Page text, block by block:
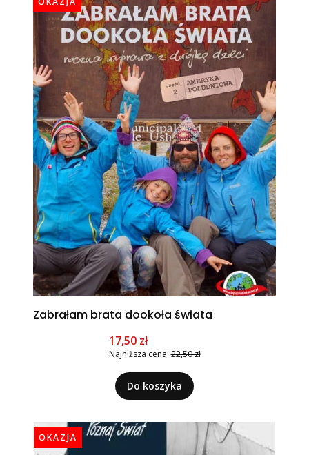
Zabrałam brata dookoła świata
Cena promocyjna
17,50 zł
Najniższa cena: 22,50 zł
Do koszyka
OKAZJA